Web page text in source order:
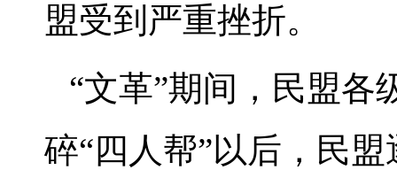
盟受到严重挫折。
“文革”期间，民盟各
碎“四人帮”以后，民